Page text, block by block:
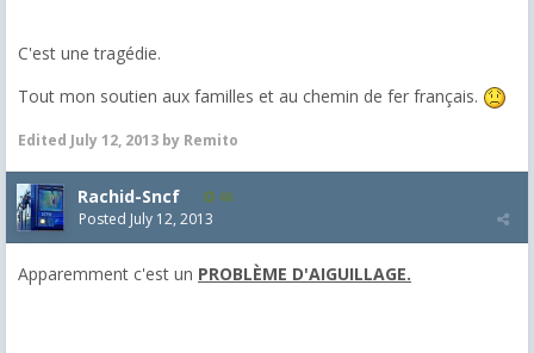
C'est une tragédie.
Tout mon soutien aux familles et au chemin de fer français.
Edited July 12, 2013 by Remito
Rachid-Sncf 46
Posted July 12, 2013
Apparemment c'est un PROBLÈME D'AIGUILLAGE.